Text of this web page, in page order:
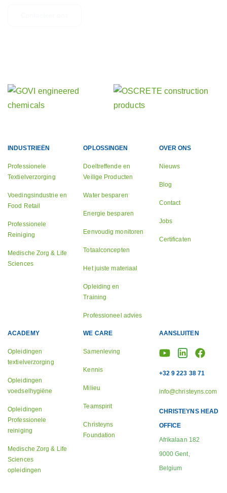
INDUSTRIEËN
Professionele
Textielverzorging
Voedingsindustrie en
Food Retail
Professionele
Reiniging
Medische Zorg & Life
Sciences
OPLOSSINGEN
Doeltreffende en
Veilige Producten
Water besparen
Energie besparen
Eenvoudig monitoren
Totaalconcepten
Het juiste materiaal
Opleiding en
Training
Professioneel advies
OVER ONS
Nieuws
Blog
Contact
Jobs
Certificaten
ACADEMY
Opleidingen
textielverzorging
Opleidingen
voedselhygiëne
Opleidingen
Professionele
reiniging
Medische Zorg & Life
Sciences
opleidingen
WE CARE
Samenleving
Kennis
Milieu
Teamspirit
Christeyns
Foundation
AANSLUITEN
+32 9 223 38 71
info@christeyns.com
CHRISTEYNS HEAD
OFFICE
Afrikalaan 182
9000 Gent,
Belgium